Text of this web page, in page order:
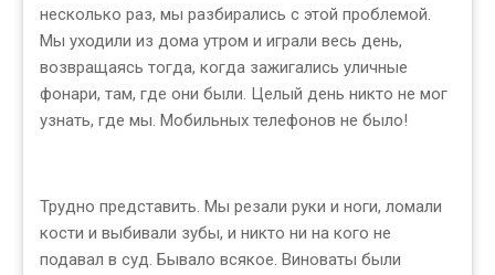
несколько раз, мы разбирались с этой проблемой.
Мы уходили из дома утром и играли весь день,
возвращаясь тогда, когда зажигались уличные
фонари, там, где они были. Целый день никто не мог
узнать, где мы. Мобильных телефонов не было!
Трудно представить. Мы резали руки и ноги, ломали
кости и выбивали зубы, и никто ни на кого не
подавал в суд. Бывало всякое. Виноваты были